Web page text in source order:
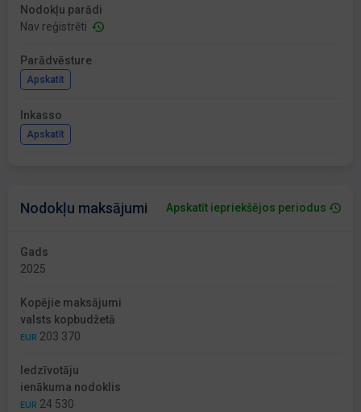
Nodokļu parādi
Nav reģistrēti
Parādvēsture
Apskatīt
Inkasso
Apskatīt
Nodokļu maksājumi Apskatīt iepriekšējos periodus
Gads
2025
Kopējie maksājumi
valsts kopbudžetā
EUR 203 370
Iedzīvotāju
ienākuma nodoklis
EUR 24 530